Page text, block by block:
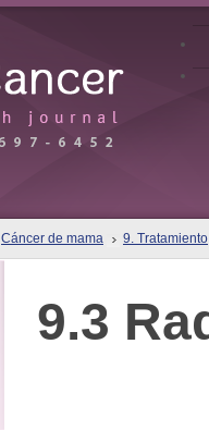
Cáncer de mama 9. Tratamiento
9.3